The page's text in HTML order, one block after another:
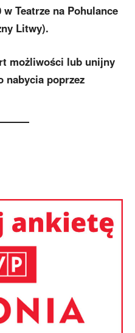
Teatrze na Pohulance
Litwy).
możliwości lub unijny
nabycia poprzez